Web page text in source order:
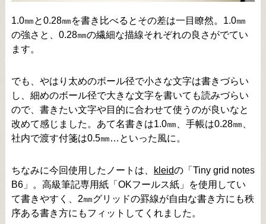
1.0㎜と0.28㎜を書き比べるとその差は一目瞭然。1.0㎜
の強さと、0.28㎜の繊細な描線それぞれの良さがでてい
ます。
でも、やはり太めのボール径で小さな文字は書きづらい
し、細めのボール径で大きな文字を書いても読みづらい
ので、書きたい文字や目的に合わせて使うのが良いなと
改めて感じました。あて名書きは1.0㎜、手帳は0.28㎜、
社内で渡す付箋は0.5㎜…といった風に。
ちなみに今回使用したノートは、 kleidの「Tiny grid notes
B6」。高級筆記専用紙「OKフールス紙」を使用してい
て書きやすく、2㎜グリッドの罫線が自由な書き方にも秩
序ある書き方にもフィットしてくれました。